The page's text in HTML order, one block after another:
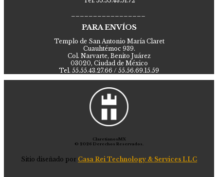
PARA ENVÍOS
Templo de San Antonio María Claret
Cuauhtémoc 939.
Col. Narvarte, Benito Juárez
03020, Ciudad de México
Tel. 55.55.43.27.66 / 55.56.69.15.59
ClaretianosMX
© 2026 Derechos Reservados.
Sitio diseñado por Casa Rei Technology & Services LLC